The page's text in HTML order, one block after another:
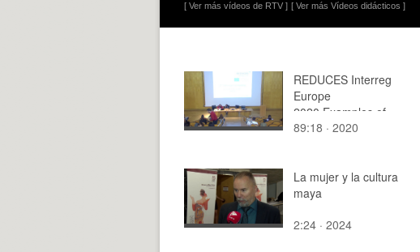
[ Ver más vídeos de RTV ] [ Ver más Vídeos didácticos ]
REDUCES Interreg
Europe
2020.Examples of
good practices
89:18 · 2020
La mujer y la cultura
maya
2:24 · 2024